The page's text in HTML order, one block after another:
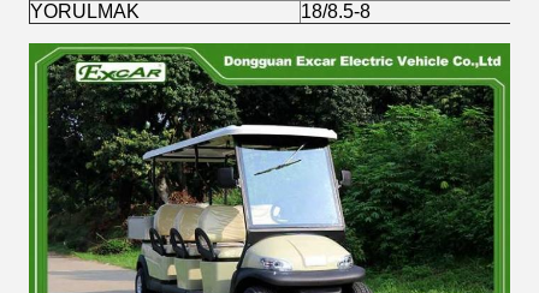
YORULMAK
18/8.5-8